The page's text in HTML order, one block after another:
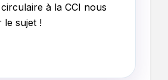
à la CCI nous
le sujet !